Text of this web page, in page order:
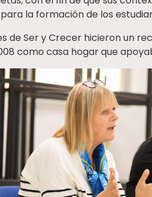
la formación de los
de Ser y Crecer hicieron un
como casa hogar que